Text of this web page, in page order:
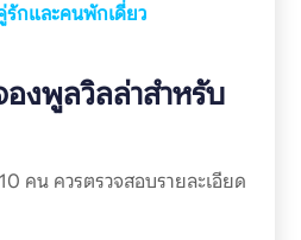
กและคนพักเดี่ยว
งพูลวิลล่าสำหรับ
คน ควรตรวจสอบรายละเอียด